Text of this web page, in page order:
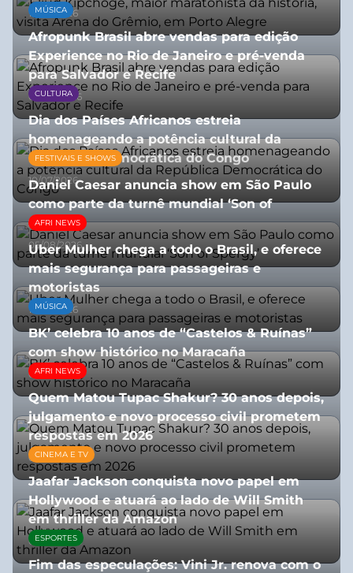
10/07/2026
MÚSICA
Afropunk Brasil abre vendas para edição
Experience no Rio de Janeiro e pré-venda
para Salvador e Recife
03/08/2026
CULTURA
Dia dos Países Africanos estreia
homenageando a potência cultural da
República Democrática do Congo
10/07/2026
FESTIVAIS E SHOWS
Daniel Caesar anuncia show em São Paulo
como parte da turnê mundial ‘Son of
Spergy’
05/08/2026
AFRI NEWS
Uber Mulher chega a todo o Brasil, e oferece
mais segurança para passageiras e
motoristas
10/07/2026
MÚSICA
BK’ celebra 10 anos de “Castelos & Ruínas”
com show histórico no Maracaña
06/08/2026
AFRI NEWS
Quem Matou Tupac Shakur? 30 anos depois,
julgamento e novo processo civil prometem
respostas em 2026
05/08/2026
CINEMA E TV
Jaafar Jackson conquista novo papel em
Hollywood e atuará ao lado de Will Smith
em thriller da Amazon
06/08/2026
ESPORTES
Fim das especulações: Vini Jr. renova com o